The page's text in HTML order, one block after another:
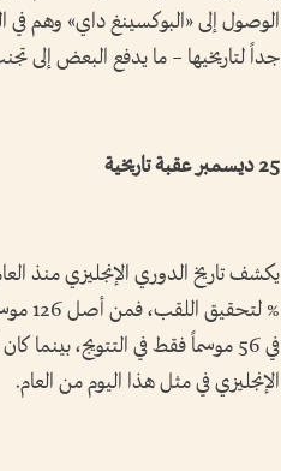
الوصول إلى «البوكسينغ داي» وهم في
جداً لتاريخيها – ما يدفع البعض إلى
25 ديسمبر عقبة تاريخية
الإنجليزي في مثل هذا اليوم من العام.